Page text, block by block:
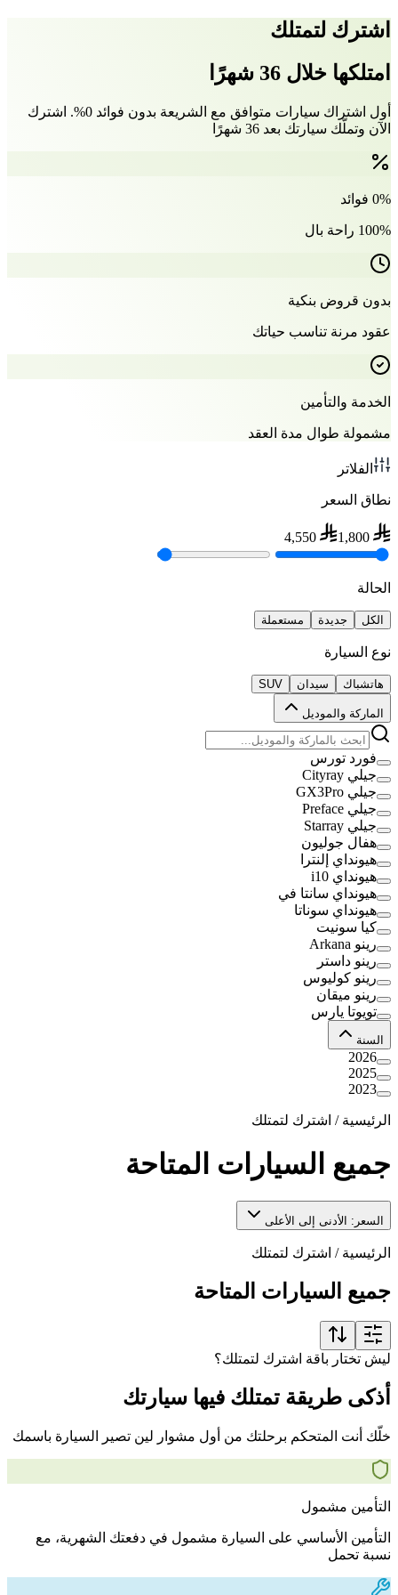
اشترك لتمتلك
امتلكها خلال 36 شهرًا
أول اشتراك سيارات متوافق مع الشريعة بدون فوائد 0%. اشترك
الآن وتملّك سيارتك بعد 36 شهرًا
0% فوائد
100% راحة بال
بدون قروض بنكية
عقود مرنة تناسب حياتك
الخدمة والتأمين
مشمولة طوال مدة العقد
الفلاتر
نطاق السعر
1,800
4,550
الحالة
الكل جديدة مستعملة
نوع السيارة
هاتشباك سيدان SUV
الماركة والموديل
فورد تورس
جيلي Cityray
جيلي GX3Pro
جيلي Preface
جيلي Starray
هفال جوليون
هيونداي إلنترا
هيونداي i10
هيونداي سانتا في
هيونداي سوناتا
كيا سونيت
رينو Arkana
رينو داستر
رينو كوليوس
رينو ميقان
تويوتا يارس
السنة
2026
2025
2023
الرئيسية / اشترك لتمتلك
جميع السيارات المتاحة
السعر: الأدنى إلى الأعلى
الرئيسية / اشترك لتمتلك
جميع السيارات المتاحة
ليش تختار باقة اشترك لتمتلك؟
أذكى طريقة تمتلك فيها سيارتك
خلّك أنت المتحكم برحلتك من أول مشوار لين تصير السيارة باسمك
التأمين مشمول
التأمين الأساسي على السيارة مشمول في دفعتك الشهرية، مع
نسبة تحمل